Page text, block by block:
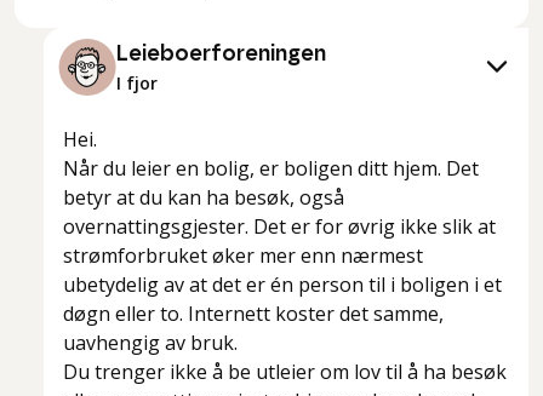
Leieboerforeningen
I fjor
Hei.
Når du leier en bolig, er boligen ditt hjem. Det
betyr at du kan ha besøk, også
overnattingsgjester. Det er for øvrig ikke slik at
strømforbruket øker mer enn nærmest
ubetydelig av at det er én person til i boligen i et
døgn eller to. Internett koster det samme,
uavhengig av bruk.
Du trenger ikke å be utleier om lov til å ha besøk